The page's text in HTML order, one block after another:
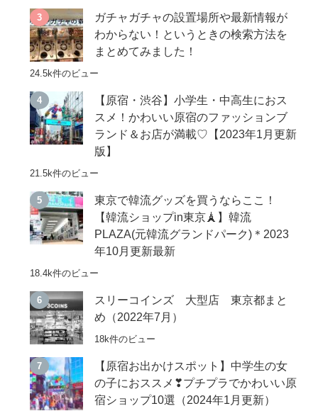
ガチャガチャの設置場所や最新情報が
わからない！というときの検索方法を
まとめてみました！
24.5k件のビュー
【原宿・渋谷】小学生・中高生におス
スメ！かわいい原宿のファッションブ
ランド＆お店が満載♡【2023年1月更新
版】
21.5k件のビュー
東京で韓流グッズを買うならここ！
【韓流ショップin東京🗼】韓流
PLAZA(元韓流グランドパーク)＊2023
年10月更新最新
18.4k件のビュー
スリーコインズ 大型店 東京都まと
め（2022年7月）
18k件のビュー
【原宿お出かけスポット】中学生の女
の子におススメ❣プチプラでかわいい原
宿ショップ10選（2024年1月更新）